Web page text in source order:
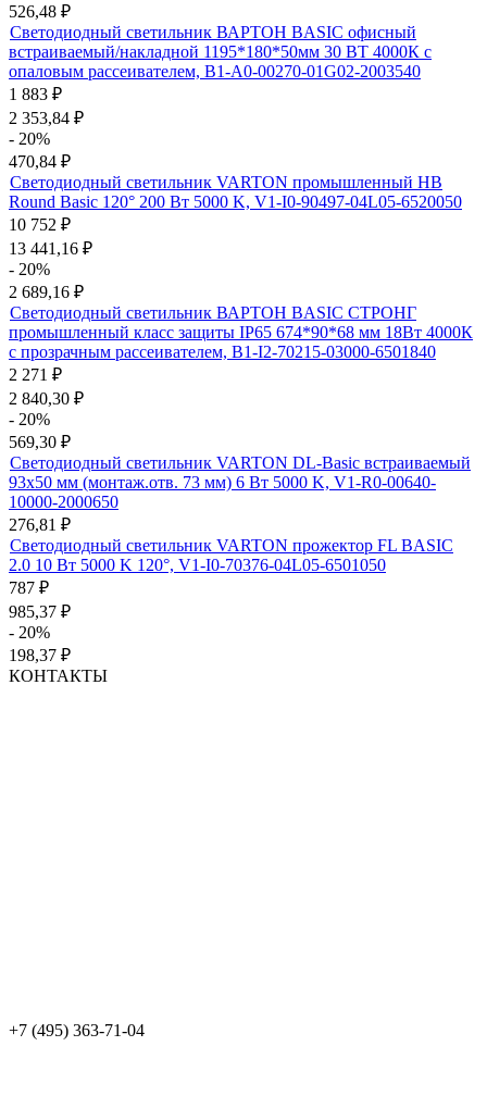
526,48 ₽
Светодиодный светильник ВАРТОН BASIC офисный
встраиваемый/накладной 1195*180*50мм 30 ВТ 4000К с
опаловым рассеивателем, B1-A0-00270-01G02-2003540
1 883 ₽
2 353,84 ₽
- 20%
470,84 ₽
Светодиодный светильник VARTON промышленный HB
Round Basic 120° 200 Вт 5000 K, V1-I0-90497-04L05-6520050
10 752 ₽
13 441,16 ₽
- 20%
2 689,16 ₽
Светодиодный светильник ВАРТОН BASIC СТРОНГ
промышленный класс защиты IP65 674*90*68 мм 18Вт 4000К
с прозрачным рассеивателем, B1-I2-70215-03000-6501840
2 271 ₽
2 840,30 ₽
- 20%
569,30 ₽
Светодиодный светильник VARTON DL-Basic встраиваемый
93х50 мм (монтаж.отв. 73 мм) 6 Вт 5000 K, V1-R0-00640-
10000-2000650
276,81 ₽
Светодиодный светильник VARTON прожектор FL BASIC
2.0 10 Вт 5000 K 120°, V1-I0-70376-04L05-6501050
787 ₽
985,37 ₽
- 20%
198,37 ₽
КОНТАКТЫ
+7 (495) 363-71-04